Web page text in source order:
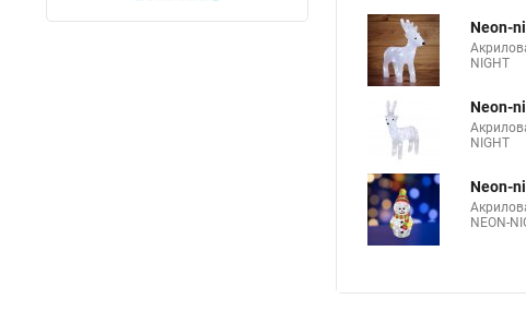
Neon-
NIGHT
Neon-
NIGHT
Neon-
NEON-